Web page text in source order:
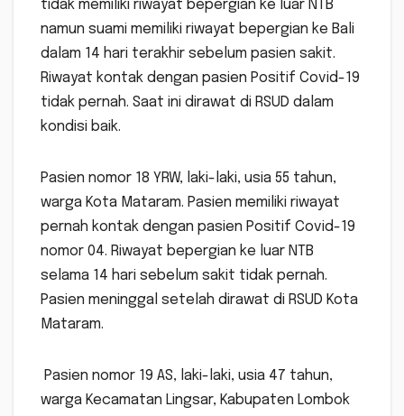
tidak memiliki riwayat bepergian ke luar NTB
namun suami memiliki riwayat bepergian ke Bali
dalam 14 hari terakhir sebelum pasien sakit.
Riwayat kontak dengan pasien Positif Covid-19
tidak pernah. Saat ini dirawat di RSUD dalam
kondisi baik.
Pasien nomor 18 YRW, laki-laki, usia 55 tahun,
warga Kota Mataram. Pasien memiliki riwayat
pernah kontak dengan pasien Positif Covid-19
nomor 04. Riwayat bepergian ke luar NTB
selama 14 hari sebelum sakit tidak pernah.
Pasien meninggal setelah dirawat di RSUD Kota
Mataram.
Pasien nomor 19 AS, laki-laki, usia 47 tahun,
warga Kecamatan Lingsar, Kabupaten Lombok